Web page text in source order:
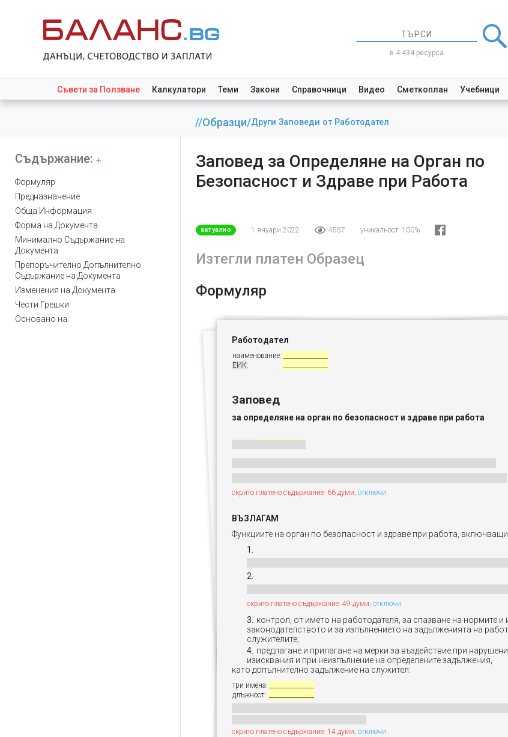
в 4 434 ресурса
Съвети за Ползване Калкулатори Теми Закони Справочници Видео Сметкоплан Учебници
//Образци/Други Заповеди от Работодател
Съдържание:
Формуляр
Предназначение
Обща Информация
Форма на Документа
Минимално Съдържание на
Документа
Препоръчително Допълнително
Съдържание на Документа
Изменения на Документа
Чести Грешки
Основано на:
Заповед за Определяне на Орган по
Безопасност и Здраве при Работа
актуално 1 януари 2022 4557 уникалност: 100%
Изтегли платен Образец
Формуляр
Работодател
наименование:
ЕИК:
Заповед
за определяне на орган по безопасност и здраве при работа
скрито платено съдържание: 66 думи; отключи
ВЪЗЛАГАМ
Функциите на орган по безопасност и здраве при работа,
скрито платено съдържание: 49 думи; отключи
контрол, от името на работодателя, за спазване на нормите и
законодателството и за изпълнението на задълженията на
служителите;
предлагане и прилагане на мерки за въздействие при
изисквания и при неизпълнение на определените задължения,
като допълнително задължение на служител:
три имена:
длъжност:
скрито платено съдържание: 14 думи; отключи